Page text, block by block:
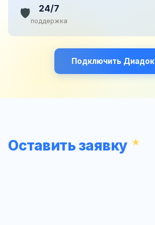
🛡️ 24/7
поддержка
Подключить Диадок
Оставить заявку